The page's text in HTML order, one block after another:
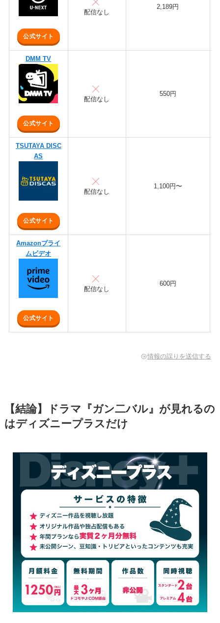
公式サイト
配信なし
2,189円
DMM TV
公式サイト
配信なし
550円
TSUTAYA DISC
AS
公式サイト
配信なし
1,100円〜
Amazonプライ
ムビデオ
公式サイト
配信なし
600円
情報の誤りを送信する
【結論】ドラマ『ガン二バル』が見れるの
はディズニープラスだけ